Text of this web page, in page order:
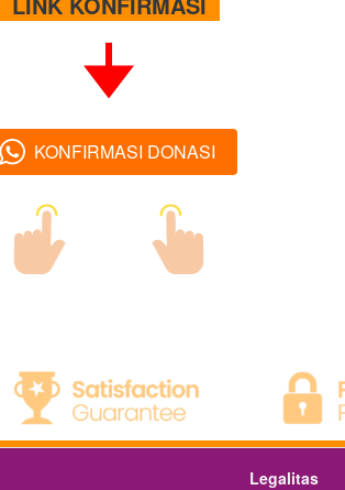
` KONFIRMASI DONASI
Legalitas